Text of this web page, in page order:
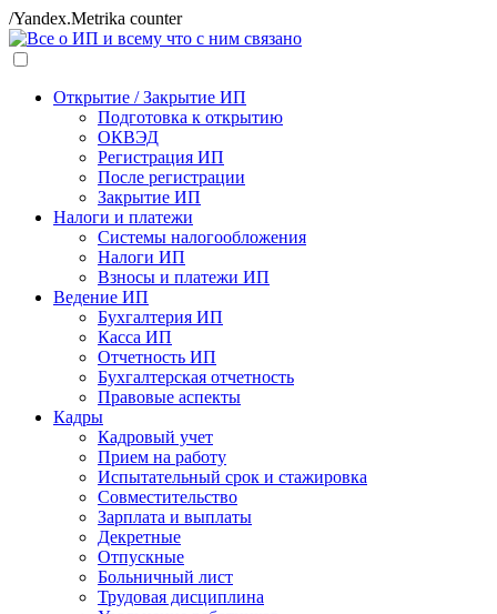
/Yandex.Metrika counter
Открытие / Закрытие ИП
Подготовка к открытию
ОКВЭД
Регистрация ИП
После регистрации
Закрытие ИП
Налоги и платежи
Системы налогообложения
Налоги ИП
Взносы и платежи ИП
Ведение ИП
Бухгалтерия ИП
Касса ИП
Отчетность ИП
Бухгалтерская отчетность
Правовые аспекты
Кадры
Кадровый учет
Прием на работу
Испытательный срок и стажировка
Совместительство
Зарплата и выплаты
Декретные
Отпускные
Больничный лист
Трудовая дисциплина